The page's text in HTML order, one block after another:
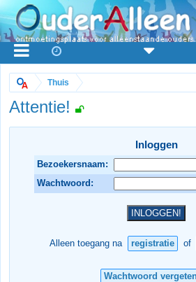
Thuis
Attentie!
Inloggen
Bezoekersnaam:
Wachtwoord:
Alleen toegang na registratie of
Wachtwoord